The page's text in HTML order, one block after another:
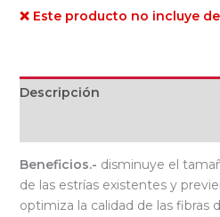
❌ Este producto no incluye
Descripción
Beneficios.- disminuye el
de las estrías existentes y
optimiza la calidad de las fibras